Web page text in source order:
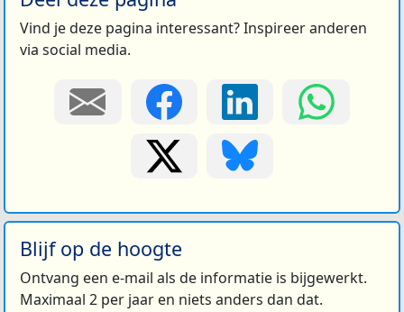
Vind je deze pagina interessant? Inspireer anderen
via social media.
Blijf op de hoogte
Ontvang een e-mail als de informatie is bijgewerkt.
Maximaal 2 per jaar en niets anders dan dat.